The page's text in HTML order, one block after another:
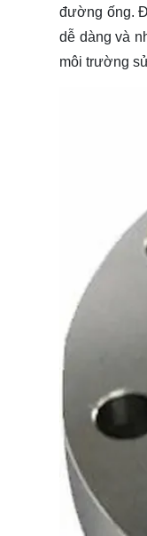
đường ống.
dễ dàng và
môi trường